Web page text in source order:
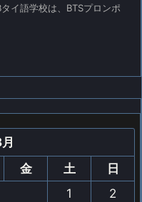
イ語学校は、BTSプロンポ
金 土
日
1
2